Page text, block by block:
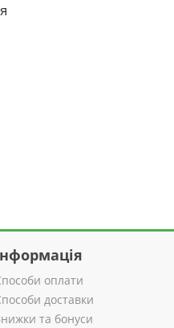
оплати
доставки
та бонуси